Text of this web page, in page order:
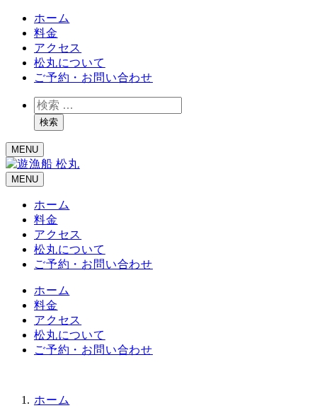
ホーム
料金
アクセス
松丸について
ご予約・お問い合わせ
検
索検索
MENU
MENU
ホーム
料金
アクセス
松丸について
ご予約・お問い合わせ
ホーム
料金
アクセス
松丸について
ご予約・お問い合わせ
ホーム